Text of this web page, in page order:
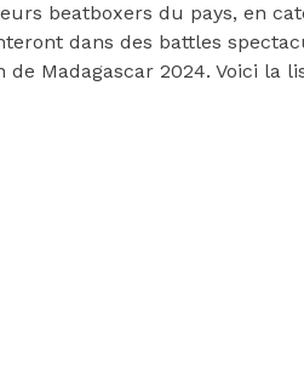
beatboxers du pays, en
dans des battles
Madagascar 2024. Voici la